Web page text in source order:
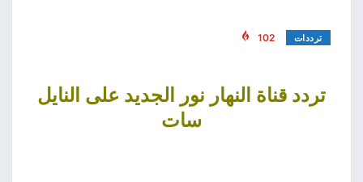
ترددات 102
تردد قناة النهار نور الجديد على النايل
سات